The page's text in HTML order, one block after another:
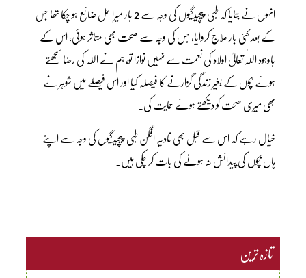
انہوں نے بتایا کہ طبی پیچیدگیوں کی وجہ سے 2 بار میرا حمل ضائع ہو چکا تھا جس
کے بعد کئی بار علاج کروایا، جس کی وجہ سے صحت بھی متاثر ہوئی، اس کے
باوجود اللّٰہ تعالیٰ اولاد کی نعمت سے نہیں نوازا تو، ہم نے اللّٰہ کی رضا سمجھتے
ہوئے بچوں کے بغیر زندگی گزارنے کا فیصلہ کیا اور اس فیصلے میں شوہر نے
بھی میری صحت کو دیکھتے ہوئے حمایت کی۔
خیال رہے کہ اس سے قبل بھی نادیہ افگن طبی پیچیدگیوں کی وجہ سے اپنے
ہاں بچوں کی پیدائش نہ ہونے کی بات کر چکی ہیں۔
تازہ ترین